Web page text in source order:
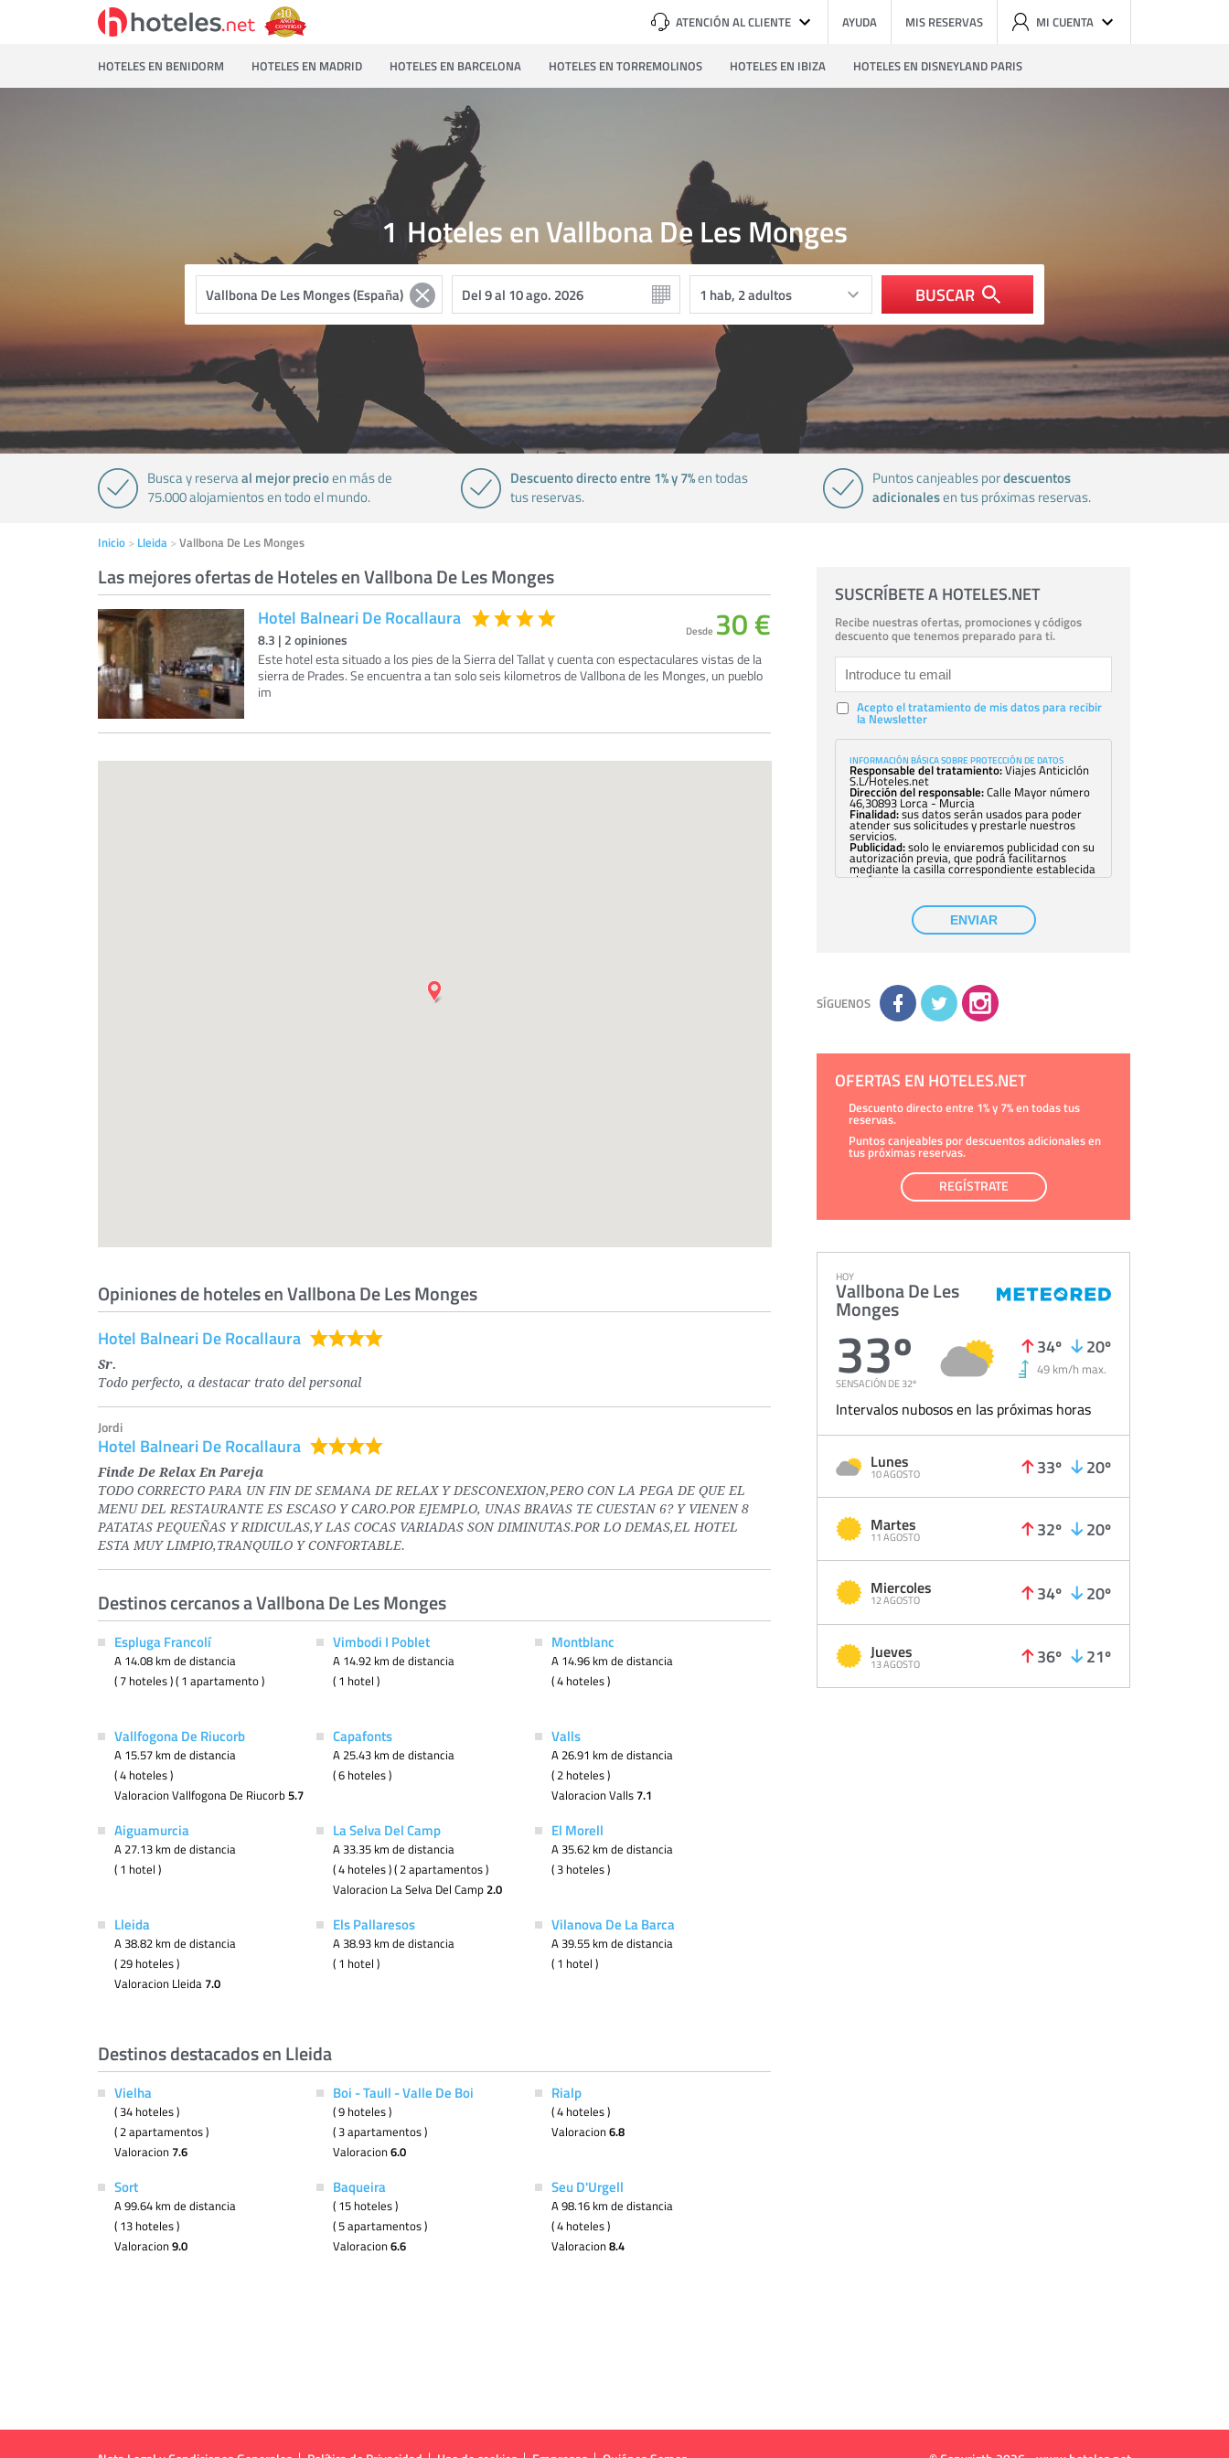
ATENCIÓN AL CLIENTE AYUDA MIS RESERVAS MI CUENTA
HOTELES EN BENIDORM HOTELES EN MADRID HOTELES EN BARCELONA HOTELES EN TORREMOLINOS HOTELES EN IBIZA HOTELES EN DISNEYLAND PARIS
Hoteles en Vallbona De Les Monges
1
BUSCAR
Busca y reservaal mejor precioen más de
75.000 alojamientos en todo el mundo.
Descuento directo entre 1% y 7%en todas
tus reservas.
Puntos canjeables pordescuentos
adicionalesen tus próximas reservas.
Inicio Lleida Vallbona De Les Monges
Las mejores ofertas de Hoteles en Vallbona De Les Monges
Hotel Balneari De Rocallaura
8.3 | 2 opiniones
Este hotel esta situado a los pies de la Sierra del Tallat y cuenta con espectaculares vistas de la
sierra de Prades. Se encuentra a tan solo seis kilometros de Vallbona de les Monges, un pueblo
im
Desde 30 €
Opiniones de hoteles en Vallbona De Les Monges
Hotel Balneari De Rocallaura
Sr.
Todo perfecto, a destacar trato del personal
Jordi
Hotel Balneari De Rocallaura
Finde De Relax En Pareja
TODO CORRECTO PARA UN FIN DE SEMANA DE RELAX Y DESCONEXION,PERO CON LA PEGA DE QUE EL
MENU DEL RESTAURANTE ES ESCASO Y CARO.POR EJEMPLO, UNAS BRAVAS TE CUESTAN 6? Y VIENEN 8
PATATAS PEQUEÑAS Y RIDICULAS,Y LAS COCAS VARIADAS SON DIMINUTAS.POR LO DEMAS,EL HOTEL
ESTA MUY LIMPIO,TRANQUILO Y CONFORTABLE.
Destinos cercanos a Vallbona De Les Monges
Espluga Francolí
A 14.08 km de distancia
( 7 hoteles ) ( 1 apartamento )
Vimbodi I Poblet
A 14.92 km de distancia
( 1 hotel )
Montblanc
A 14.96 km de distancia
( 4 hoteles )
Vallfogona De Riucorb
A 15.57 km de distancia
( 4 hoteles )
Valoracion Vallfogona De Riucorb5.7
Capafonts
A 25.43 km de distancia
( 6 hoteles )
Valls
A 26.91 km de distancia
( 2 hoteles )
Valoracion Valls 7.1
Aiguamurcia
A 27.13 km de distancia
( 1 hotel )
La Selva Del Camp
A 33.35 km de distancia
( 4 hoteles ) ( 2 apartamentos )
Valoracion La Selva Del Camp2.0
El Morell
A 35.62 km de distancia
( 3 hoteles )
Lleida
A 38.82 km de distancia
( 29 hoteles )
Valoracion Lleida 7.0
Els Pallaresos
A 38.93 km de distancia
( 1 hotel )
Vilanova De La Barca
A 39.55 km de distancia
( 1 hotel )
Destinos destacados en Lleida
Vielha
( 34 hoteles )
( 2 apartamentos )
Valoracion 7.6
Boi - Taull - Valle De Boi
( 9 hoteles )
( 3 apartamentos )
Valoracion6.0
Rialp
( 4 hoteles )
Valoracion6.8
Sort
A 99.64 km de distancia
( 13 hoteles )
Valoracion9.0
Baqueira
( 15 hoteles )
( 5 apartamentos )
Valoracion6.6
Seu D'Urgell
A 98.16 km de distancia
( 4 hoteles )
Valoracion8.4
SUSCRÍBETE A HOTELES.NET
Recibe nuestras ofertas, promociones y códigos
descuento que tenemos preparado para ti.
Acepto el tratamiento de mis datos para recibir
la Newsletter
INFORMACIÓN BÁSICA SOBRE PROTECCIÓN DE DATOS
Responsable del tratamiento:Viajes Anticiclón
S.L/Hoteles.net
Dirección del responsable:Calle Mayor número
46,30893 Lorca - Murcia
Finalidad:sus datos serán usados para poder
atender sus solicitudes y prestarle nuestros
servicios.
Publicidad:solo le enviaremos publicidad con su
autorización previa, que podrá facilitarnos
mediante la casilla correspondiente establecida
al efecto.
con su consentimiento previo, que podrá
facilitarnos mediante la casilla correspondiente
establecida al efecto.
Destinatarios:con carácter general, sólo el
Derechos:tiene derecho a saber qué
información tenemos sobre usted, corregirla y
eliminarla, tal y como se explica en la
información adicional disponible en nuestra
la información adicional y detallada sobre cómo
ENVIAR
SÍGUENOS
OFERTAS EN HOTELES.NET
Descuento directo entre 1% y 7% en todas tus
reservas.
Puntos canjeables por descuentos adicionales en
tus próximas reservas.
REGÍSTRATE
HOY
Vallbona De Les
Monges
33º
SENSACIÓN DE 32º
34º 20º
49 km/h max.
Intervalos nubosos en las próximas horas
Lunes
10 AGOSTO 33º 20º
Martes
11 AGOSTO 32º 20º
Miercoles
12 AGOSTO 34º 20º
Jueves
13 AGOSTO 36º 21º